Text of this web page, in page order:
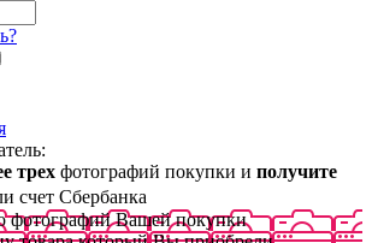
трех фотографий покупки и получите
счет Сбербанка
фотографий Вашей покупки